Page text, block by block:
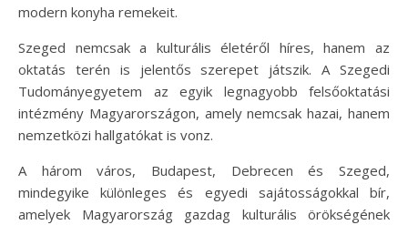
modern konyha remekeit.
Szeged nemcsak a kulturális életéről híres, hanem az
oktatás terén is jelentős szerepet játszik. A Szegedi
Tudományegyetem az egyik legnagyobb felsőoktatási
intézmény Magyarországon, amely nemcsak hazai, hanem
nemzetközi hallgatókat is vonz.
A három város, Budapest, Debrecen és Szeged,
mindegyike különleges és egyedi sajátosságokkal bír,
amelyek Magyarország gazdag kulturális örökségének